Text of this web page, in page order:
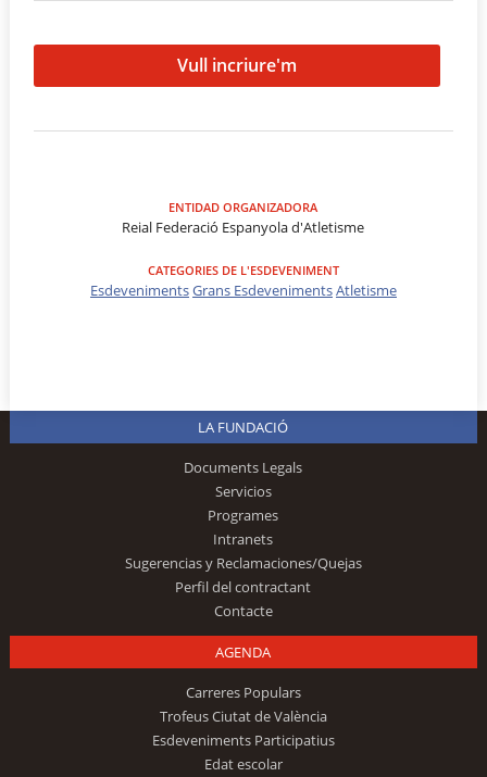
Vull incriure'm
ENTIDAD ORGANIZADORA
Reial Federació Espanyola d'Atletisme
CATEGORIES DE L'ESDEVENIMENT
EsdevenimentsGrans EsdevenimentsAtletisme
LA FUNDACIÓ
Documents Legals
Servicios
Programes
Intranets
Sugerencias y Reclamaciones/Quejas
Perfil del contractant
Contacte
AGENDA
Carreres Populars
Trofeus Ciutat de València
Esdeveniments Participatius
Edat escolar